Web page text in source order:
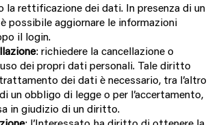
la rettificazione dei dati. In presenza di un
possibile aggiornare le informazioni
il login.
: richiedere la cancellazione o
dei propri dati personali. Tale diritto
dei dati è necessario, tra l’altro
un obbligo di legge o per l’accertamento,
in giudizio di un diritto.